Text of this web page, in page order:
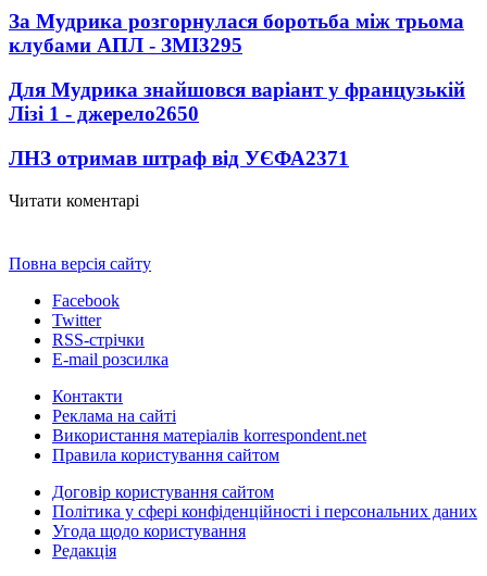
За Мудрика розгорнулася боротьба між трьома
клубами АПЛ - ЗМІ3295
Для Мудрика знайшовся варіант у французькій
Лізі 1 - джерело2650
ЛНЗ отримав штраф від УЄФА2371
Читати коментарі
Повна версія сайту
Facebook
Twitter
RSS-стрічки
E-mail розсилка
Контакти
Реклама на сайті
Використання матеріалів korrespondent.net
Правила користування сайтом
Договір користування сайтом
Політика у сфері конфіденційності і персональних даних
Угода щодо користування
Редакція